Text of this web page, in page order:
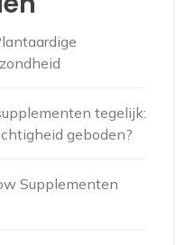
tegelijk:
geboden?
Supplementen